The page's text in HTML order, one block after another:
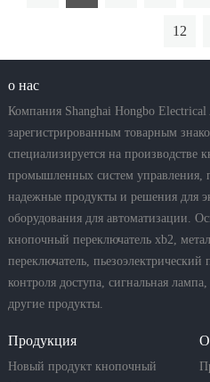
12
о нас
Компания Shanghai Hongbo
зарегистрированным товарным
специализируется на производстве
промышленных систем управления,
надежные продукты и решения для
оборудования для автоматизации.
кнопочный переключатель xb2,
переключатель, пьезоэлектрический
контроля доступа, сигнальная
другие продукты.
Продукция
Новый продукт кнопочный
О